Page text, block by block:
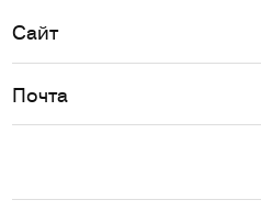
Сайт
Почта